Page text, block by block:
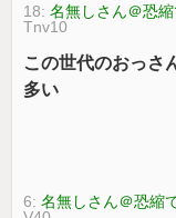
18:名無しさん＠恐
Tnv10
この世代のおっさ
多い
6:名無しさん＠恐縮